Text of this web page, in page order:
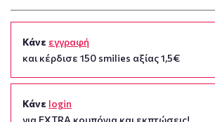
Κάνε εγγραφή
και κέρδισε 150 smilies αξίας 1,5€
Κάνε login
για EXTRA κουπόνια και εκπτώσεις!